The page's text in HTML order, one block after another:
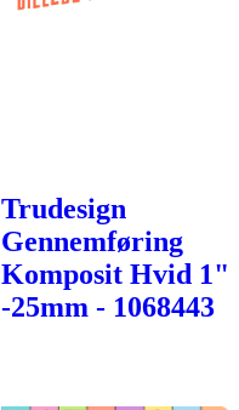
Trudesign
Gennemføring
Komposit Hvid 1"
-25mm - 1068443